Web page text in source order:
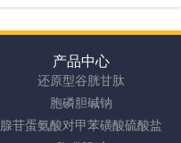
产品中心
还原型谷胱甘肽
胞磷胆碱钠
腺苷蛋氨酸对甲苯磺酸硫酸盐